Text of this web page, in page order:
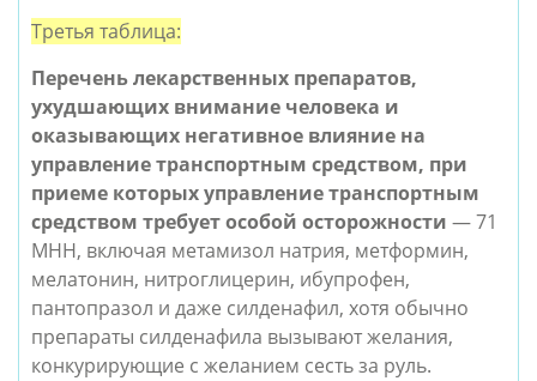
Третья таблица:
Перечень лекарственных препаратов,
ухудшающих внимание человека и
оказывающих негативное влияние на
управление транспортным средством, при
приеме которыхуправление транспортным
средством требует особой осторожности — 71
МНН, включая метамизол натрия, метформин,
мелатонин, нитроглицерин, ибупрофен,
пантопразол и даже силденафил, хотя обычно
препараты силденафила вызывают желания,
конкурирующие с желанием сесть за руль.